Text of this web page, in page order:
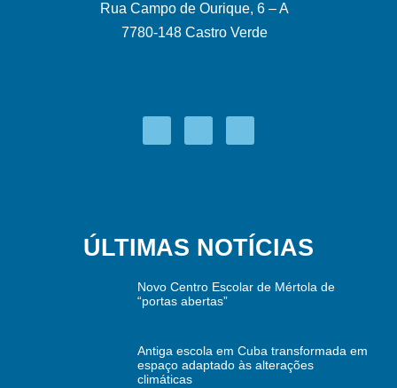
Rua Campo de Ourique, 6 – A
7780-148 Castro Verde
ÚLTIMAS NOTÍCIAS
Novo Centro Escolar de Mértola de
“portas abertas”
Antiga escola em Cuba transformada em
espaço adaptado às alterações
climáticas